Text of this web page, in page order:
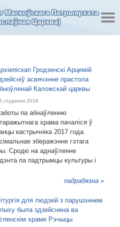
Маскоўскага Патрыярхата
Царква)
Гродзенскі Арцемій
асвячэнне прастола
Каложскай царквы
студзеня 2019
па абнаўленню
храма пачаліся ў
кастрычніка 2017 года.
зберажэнне гэтага
Сродкі на аднаўленне
па падтрымцы культуры і
падрабязна »
для людзей з парушэннем
была здзейснена ва
храме Рэчыцы